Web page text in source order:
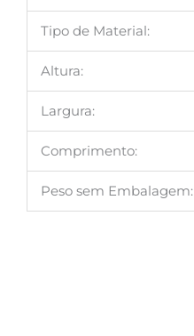
Tipo de Material:
Altura:
Largura:
Comprimento:
Peso sem Embalagem: